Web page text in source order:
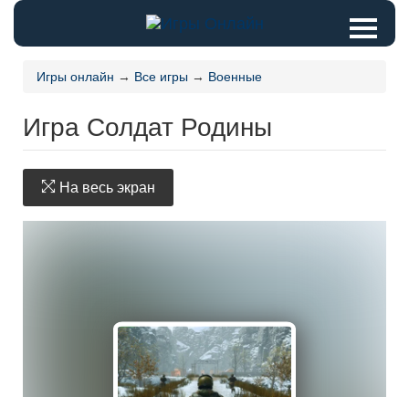
Игры онлайн → Все игры → Военные
Игра Солдат Родины
На весь экран